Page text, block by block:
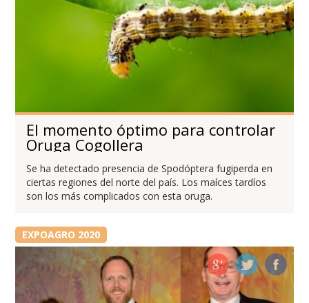
El momento óptimo para controlar
Oruga Cogollera
Se ha detectado presencia de Spodóptera fugiperda en
ciertas regiones del norte del país. Los maíces tardíos
son los más complicados con esta oruga.
EXPOAGRO 2020